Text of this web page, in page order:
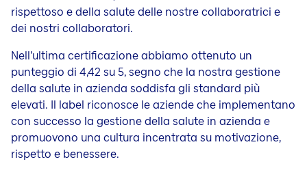
rispettoso e della salute delle nostre collaboratrici e
dei nostri collaboratori.
Nell’ultima certificazione abbiamo ottenuto un
punteggio di 4,42 su 5, segno che la nostra gestione
della salute in azienda soddisfa gli standard più
elevati. Il label riconosce le aziende che implementano
con successo la gestione della salute in azienda e
promuovono una cultura incentrata su motivazione,
rispetto e benessere.